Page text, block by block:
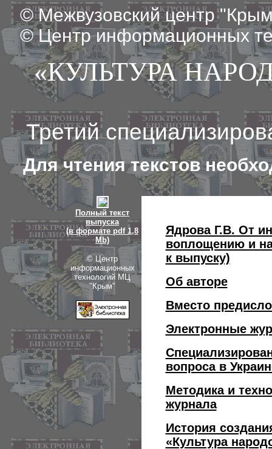
© Межвузовский центр
© Центр информационных
«КУЛЬТУРА
Третий
Для чтения текстов
Полный текст
выпуска
(в формате pdf 1,8
Mb)
© Центр
информационных
технологий МЦ
"Крым"
Ядрова Г.В. От
воплощению и
к выпуску)
Об авторе
Вместо
Электронные
вопроса в
Методика и
журнала
История
«Культура